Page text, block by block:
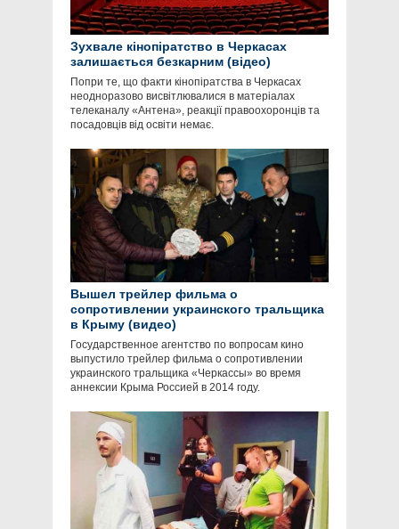
Зухвале кінопіратство в Черкасах
залишається безкарним (відео)
Попри те, що факти кінопіратства в Черкасах
неодноразово висвітлювалися в матеріалах
телеканалу «Антена», реакції правоохоронців та
посадовців від освіти немає.
Вышел трейлер фильма о
сопротивлении украинского тральщика
в Крыму (видео)
Государственное агентство по вопросам кино
выпустило трейлер фильма о сопротивлении
украинского тральщика «Черкассы» во время
аннексии Крыма Россией в 2014 году.